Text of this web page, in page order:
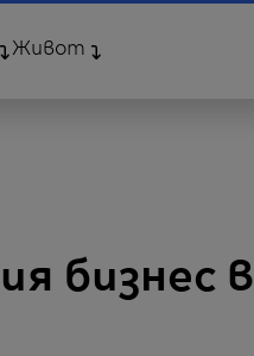
Живот
бизнес в